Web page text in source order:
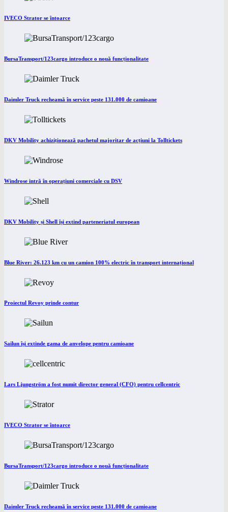
IVECO Strator se întoarce
BursaTransport/123cargo introduce o nouă funcționalitate
Daimler Truck recheamă în service peste 131.000 de camioane
DKV Mobility achiziționează pachetul majoritar de acțiuni la Tolltickets
Windrose intră în operațiuni comerciale cu DSV
DKV Mobility și Shell își extind parteneriatul european
Blue River: 26.123 km cu un camion 100% electric în transport internațional
Proiectul Revoy prinde contur
Sailun își extinde gama de anvelope pentru camioane
Lars Ljungström a fost numit director general (CFO) pentru cellcentric
IVECO Strator se întoarce
BursaTransport/123cargo introduce o nouă funcționalitate
Daimler Truck recheamă în service peste 131.000 de camioane